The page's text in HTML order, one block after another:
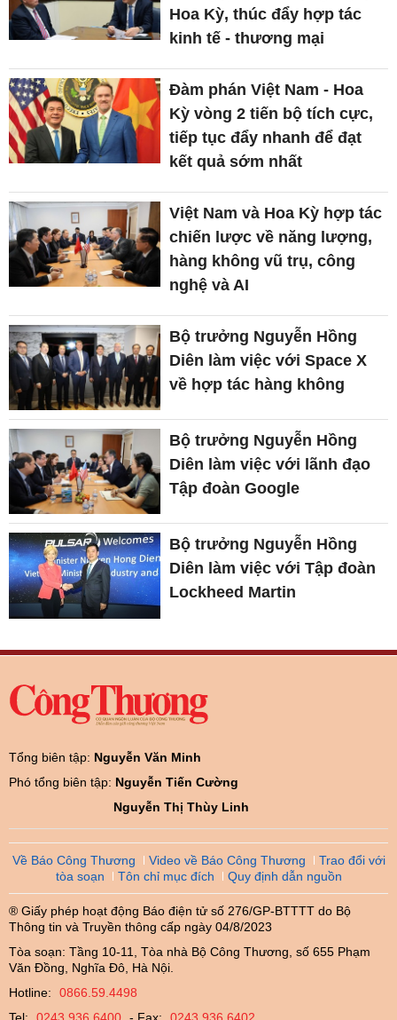
Hoa Kỳ, thúc đẩy hợp tác
kinh tế - thương mại
Đàm phán Việt Nam - Hoa
Kỳ vòng 2 tiến bộ tích cực,
tiếp tục đẩy nhanh để đạt
kết quả sớm nhất
Việt Nam và Hoa Kỳ hợp tác
chiến lược về năng lượng,
hàng không vũ trụ, công
nghệ và AI
Bộ trưởng Nguyễn Hồng
Diên làm việc với Space X
về hợp tác hàng không
Bộ trưởng Nguyễn Hồng
Diên làm việc với lãnh đạo
Tập đoàn Google
Bộ trưởng Nguyễn Hồng
Diên làm việc với Tập đoàn
Lockheed Martin
Tổng biên tập: Nguyễn Văn Minh
Phó tổng biên tập: Nguyễn Tiến Cường
Nguyễn Thị Thùy Linh
Về Báo Công Thương Video về Báo Công Thương
Trao đổi với
tòa soạn
Tôn chỉ mục đích Quy định dẫn nguồn
® Giấy phép hoạt động Báo điện tử số 276/GP-BTTTT do Bộ
Thông tin và Truyền thông cấp ngày 04/8/2023
Tòa soạn: Tầng 10-11, Tòa nhà Bộ Công Thương, số 655 Phạm
Văn Đồng, Nghĩa Đô, Hà Nội.
Hotline:
0866.59.4498
Tel:
0243.936.6400 - Fax: 0243.936.6402